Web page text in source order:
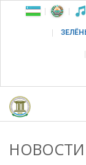
НОВОСТИ